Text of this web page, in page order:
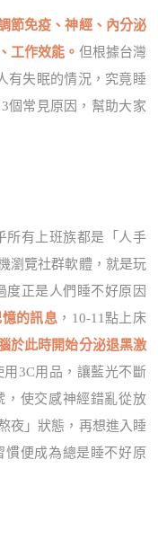
節免疫、神經、內分泌
工作效能。 但根據台灣
有失眠的情況，究竟睡
個常見原因，幫助大家
所有上班族都是「人手
瀏覽社群軟體，就是玩
度正是人們睡不好原因
憶的訊息 ，10-11點上床
於此時開始分泌退黑激
用3C用品，讓藍光不斷
，使交感神經錯亂從放
夜」狀態，再想進入睡
慣便成為總是睡不好原